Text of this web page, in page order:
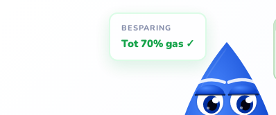
🌿
BESPARING
Tot 70% gas ✓